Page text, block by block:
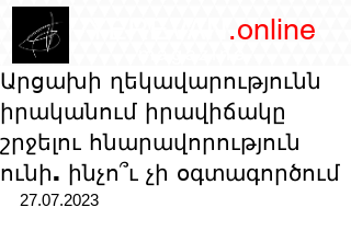
.online
Արցախի ղեկավարությունն
իրականում իրավիճակը
շրջելու հնարավորություն
ունի. ինչո՞ւ չի օգտագործում
27.07.2023